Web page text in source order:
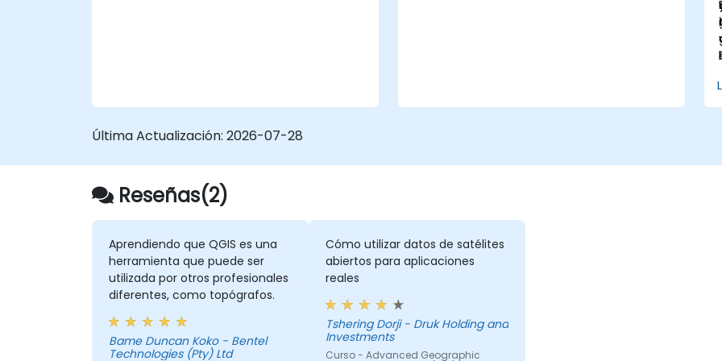
• Implementar flujos de trabajo eficientes
datos geográficos.
Última Actualización: 2026-07-28
Reseñas(2)
Aprendiendo que QGIS es una
herramienta que puede ser
utilizada por otros profesionales
diferentes, como topógrafos.
Bame Duncan Koko - Bentel
Technologies (Pty) Ltd
Cómo utilizar datos de satélites
abiertos para aplicaciones
reales
Tshering Dorji - Druk Holding and
Investments
Curso - Advanced Geographic